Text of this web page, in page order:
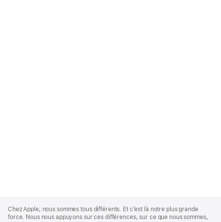
Footer
Chez Apple, nous sommes tous différents. Et c’est là notre plus grande
force. Nous nous appuyons sur ces différences, sur ce que nous sommes,